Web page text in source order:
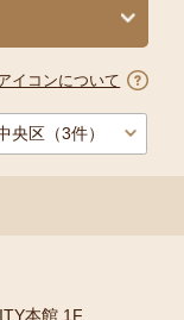
イコンについて
本館 1F